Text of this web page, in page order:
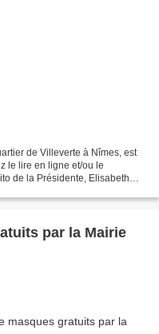
de Villeverte à Nîmes, est
le lire en ligne et/ou le
de la Présidente, Elisabeth
par la Mairie